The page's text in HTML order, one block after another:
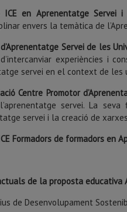
ICE en Aprenentatge Servei
envers la temàtica de
Servei de les
d’intercanviar experiències i
servei en el context de
Centre Promotor
servei. La
servei i la creació de
Formadors de formadors en
de la proposta educativa
de Desenvolupament